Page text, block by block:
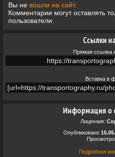
Информация о
Лицензия:
Опубликовано
Подробная
Ссылки
Прямая ссылка
Вставка в
Вы не вошли на сайт.
Комментарии могут оставлять
пользователи.